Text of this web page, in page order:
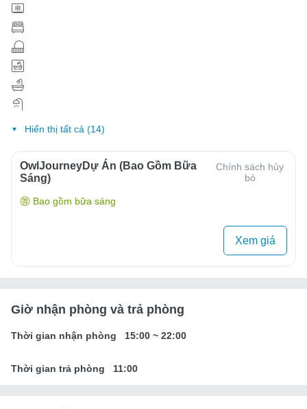
Hiển thị tất cả (14)
OwlJourneyDự Án (Bao Gồm Bữa
Sáng)
Chính sách hủy
bỏ
Bao gồm bữa sáng
Xem giá
Giờ nhận phòng và trả phòng
Thời gian nhận phòng 15:00 ~ 22:00
Thời gian trả phòng 11:00